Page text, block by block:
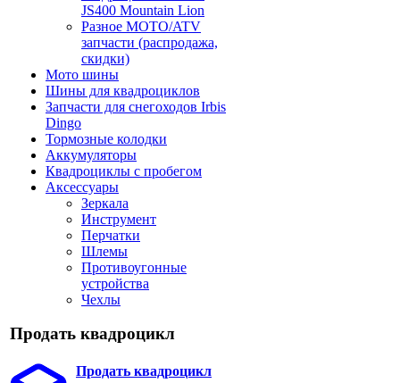
JS400 Mountain Lion
Разное МОТО/ATV
запчасти (распродажа,
скидки)
Мото шины
Шины для квадроциклов
Запчасти для снегоходов Irbis
Dingo
Тормозные колодки
Аккумуляторы
Квадроциклы с пробегом
Аксессуары
Зеркала
Инструмент
Перчатки
Шлемы
Противоугонные
устройства
Чехлы
Продать квадроцикл
Продать квадроцикл